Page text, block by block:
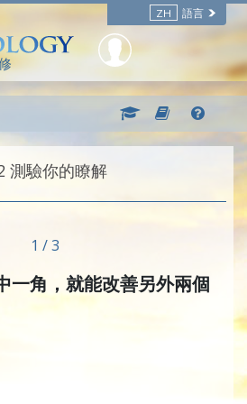
ZH 語言
測驗你的瞭解
1 / 3
一角，就能改善另外兩個